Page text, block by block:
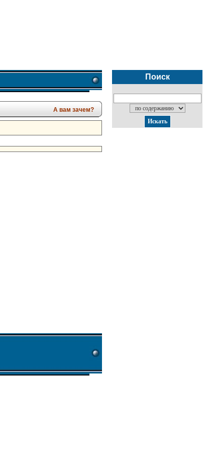
А вам зачем?
Поиск